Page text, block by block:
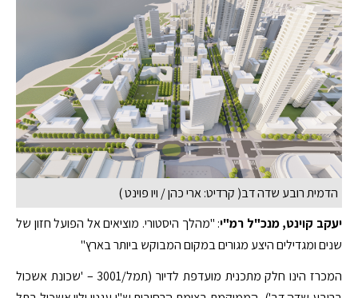
הדמית רובע שדה דב( קרדיט: ארי כהן / ויו פוינט )
יעקב קוינט, מנכ"ל רמ"י: "מהלך היסטורי. מוציאים אל הפועל חזון של
שנים ומגדילים היצע מגורים במקום המבוקש ביותר בארץ"
המכרז הינו חלק מתכנית מועדפת לדיור (תמל/3001 – 'שכונת אשכול